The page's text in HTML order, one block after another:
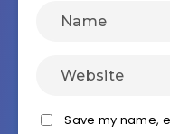
Save my name,